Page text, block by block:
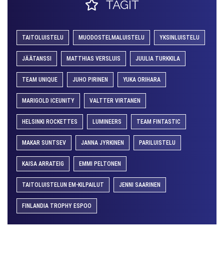
TAGIT
TAITOLUISTELU MUODOSTELMALUISTELU YKSINLUISTELU
JÄÄTANSSI MATTHIAS VERSLUIS JUULIA TURKKILA
TEAM UNIQUE JUHO PIRINEN YUKA ORIHARA
MARIGOLD ICEUNITY VALTTER VIRTANEN
HELSINKI ROCKETTES LUMINEERS TEAM FINTASTIC
MAKAR SUNTSEV JANNA JYRKINEN PARILUISTELU
KAISA ARRATEIG EMMI PELTONEN
TAITOLUISTELUN EM-KILPAILUT JENNI SAARINEN
FINLANDIA TROPHY ESPOO